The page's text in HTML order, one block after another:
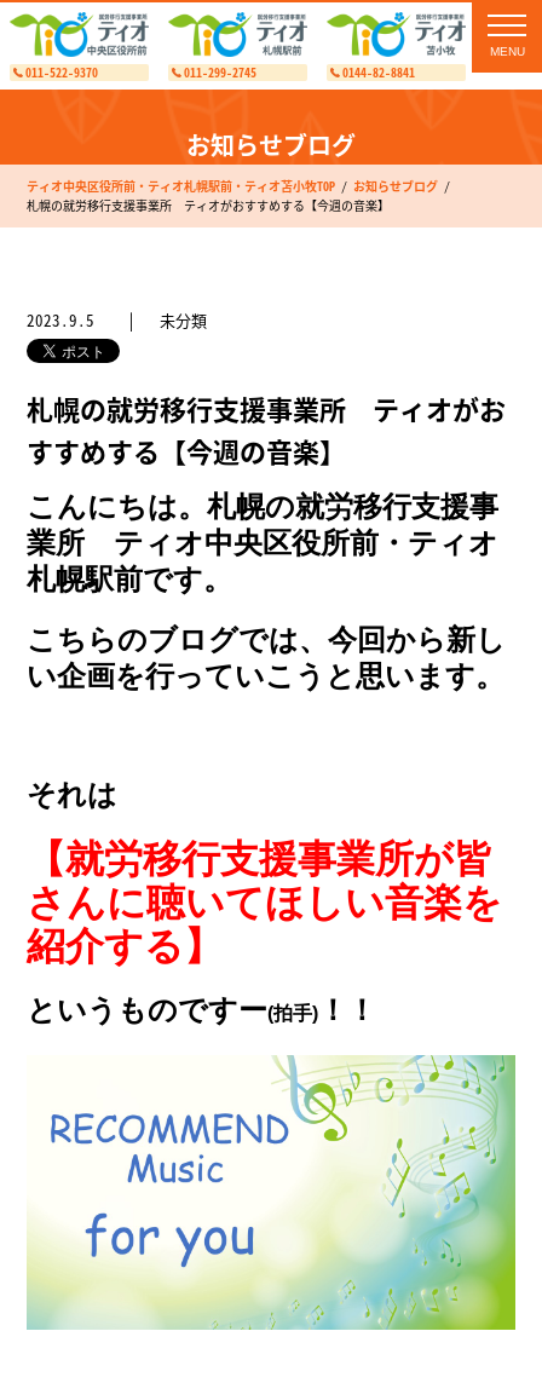
011-522-9370 011-299-2745 0144-82-8841
お知らせブログ
ティオ中央区役所前・ティオ札幌駅前・ティオ苫小牧TOP
お知らせブログ
札幌の就労移行支援事業所 ティオがおすすめする【今週の音楽】
2023.9.5 未分類
札幌の就労移行支援事業所 ティオがお
すすめする【今週の音楽】
こんにちは。札幌の就労移行支援事
業所 ティオ中央区役所前・ティオ
札幌駅前です。
こちらのブログでは、今回から新し
い企画を行っていこうと思います。
それは
【就労移行支援事業所が皆
さんに聴いてほしい音楽を
紹介する】
というものですー(拍手) ！！